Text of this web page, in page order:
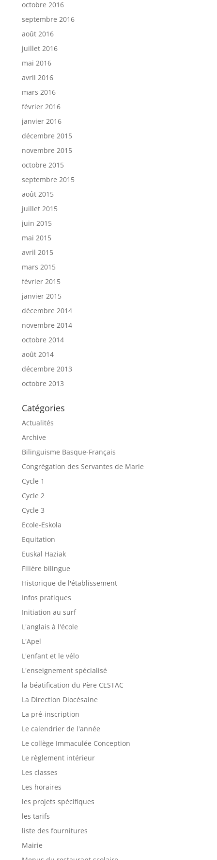
octobre 2016
septembre 2016
août 2016
juillet 2016
mai 2016
avril 2016
mars 2016
février 2016
janvier 2016
décembre 2015
novembre 2015
octobre 2015
septembre 2015
août 2015
juillet 2015
juin 2015
mai 2015
avril 2015
mars 2015
février 2015
janvier 2015
décembre 2014
novembre 2014
octobre 2014
août 2014
décembre 2013
octobre 2013
Catégories
Actualités
Archive
Bilinguisme Basque-Français
Congrégation des Servantes de Marie
Cycle 1
Cycle 2
Cycle 3
Ecole-Eskola
Equitation
Euskal Haziak
Filière bilingue
Historique de l'établissement
Infos pratiques
Initiation au surf
L'anglais à l'école
L'Apel
L'enfant et le vélo
L'enseignement spécialisé
la béatification du Père CESTAC
La Direction Diocésaine
La pré-inscription
Le calendrier de l'année
Le collège Immaculée Conception
Le règlement intérieur
Les classes
Les horaires
les projets spécifiques
les tarifs
liste des fournitures
Mairie